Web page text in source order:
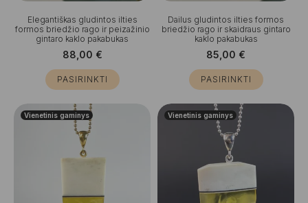
Elegantiškas gludintos ilties
formos briedžio rago ir peizažinio
gintaro kaklo pakabukas
88,00 €
PASIRINKTI
Dailus gludintos ilties formos
briedžio rago ir skaidraus gintaro
kaklo pakabukas
85,00 €
PASIRINKTI
Vienetinis gaminys Vienetinis gaminys